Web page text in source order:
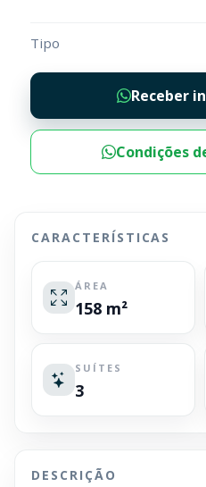
Tipo
Receber
Condições
CARACTERÍSTICAS
ÁREA
158 m²
SUÍTES
3
DESCRIÇÃO